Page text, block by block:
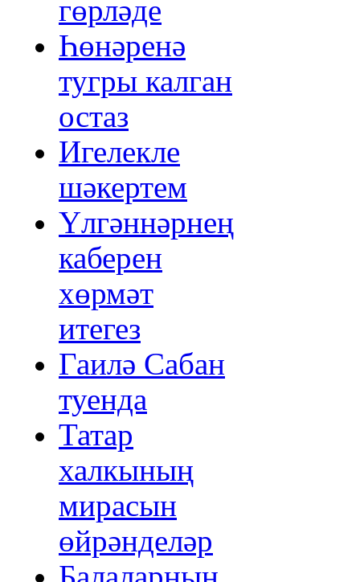
гөрләде
Һөнәренә
тугры калган
остаз
Игелекле
шәкертем
Үлгәннәрнең
каберен
хөрмәт
итегез
Гаилә Сабан
туенда
Татар
халкының
мирасын
өйрәнделәр